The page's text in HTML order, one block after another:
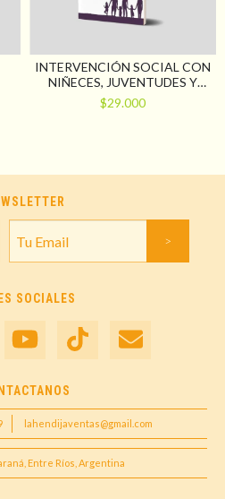
INTERVENCIÓN SOCIAL CON
NIÑECES, JUVENTUDES Y
FAMILIA
$29.000
SOCIALES
lahendijaventas@gmail.com
Entre Ríos, Argentina